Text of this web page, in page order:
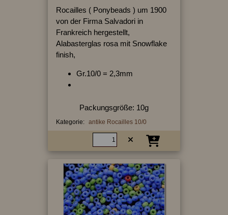
Rocailles ( Ponybeads ) um 1900
von der Firma Salvadori in
Frankreich hergestellt,
Alabasterglas rosa mit Snowflake
finish,
Gr.10/0 = 2,3mm
Packungsgröße: 10g
Kategorie: antike Rocailles 10/0